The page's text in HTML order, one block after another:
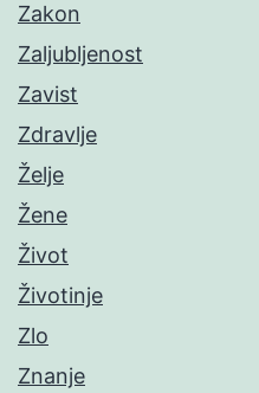
Zakon
Zaljubljenost
Zavist
Zdravlje
Želje
Žene
Život
Životinje
Zlo
Znanje